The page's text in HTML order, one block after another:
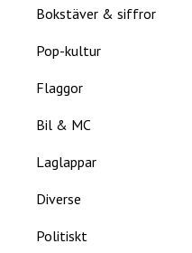
Bokstäver & siffror
Pop-kultur
Flaggor
Bil & MC
Laglappar
Diverse
Politiskt